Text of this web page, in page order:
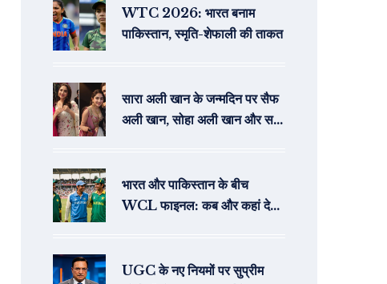
WTC 2026: भारत बनाम
पाकिस्तान, स्मृति-शेफाली की ताकत
सारा अली खान के जन्मदिन पर सैफ
अली खान, सोहा अली खान और सबा
भारत और पाकिस्तान के बीच
WCL फाइनल: कब और कहां देखें
UGC के नए नियमों पर सुप्रीम